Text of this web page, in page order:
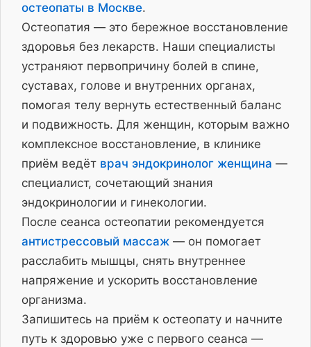
остеопаты в Москве.
Остеопатия — это бережное восстановление
здоровья без лекарств. Наши специалисты
устраняют первопричину болей в спине,
суставах, голове и внутренних органах,
помогая телу вернуть естественный баланс
и подвижность. Для женщин, которым важно
комплексное восстановление, в клинике
приём ведёт врач эндокринолог женщина —
специалист, сочетающий знания
эндокринологии и гинекологии.
После сеанса остеопатии рекомендуется
антистрессовый массаж — он помогает
расслабить мышцы, снять внутреннее
напряжение и ускорить восстановление
организма.
Запишитесь на приём к остеопату и начните
путь к здоровью уже с первого сеанса —